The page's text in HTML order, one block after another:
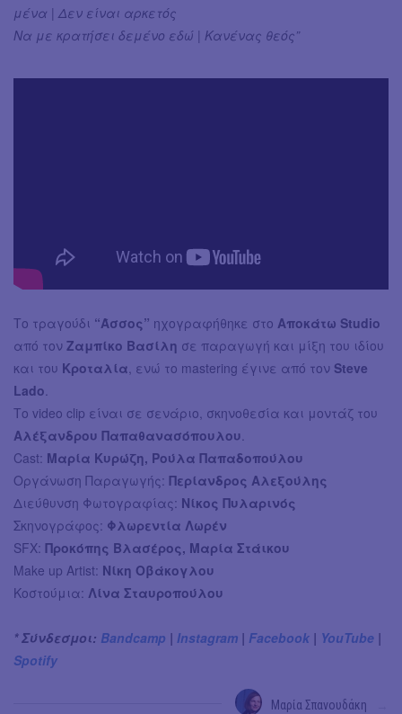
μένα | Δεν είναι αρκετός
Να με κρατήσει δεμένο εδώ | Κανένας θεός”
Το τραγούδι “Άσσος” ηχογραφήθηκε στο Αποκάτω Studio
από τον Ζαμπίκο Βασίλη σε παραγωγή και μίξη του ιδίου
και του Κροταλία , ενώ το mastering έγινε από τον Steve
Lado
Το video clip είναι σε σενάριο, σκηνοθεσία και μοντάζ του
Αλέξανδρου Παπαθανασόπουλου
Cast: Mαρία Κυρώζη, Ρούλα Παπαδοπούλου
Οργάνωση Παραγωγής: Περίανδρος Αλεξούλης
Διεύθυνση Φωτογραφίας: Νίκος Πυλαρινός
Σκηνογράφος: Φλωρεντία Λωρέν
SFX: Προκόπης Βλασέρος, Μαρία Στάικου
Make up Artist: Νίκη Οβάκογλου
Κοστούμια: Λίνα Σταυροπούλου
* Σύνδεσμοι: Bandcamp | Instagram | Facebook | YouTube |
Spotify
Μαρία Σπανουδάκη